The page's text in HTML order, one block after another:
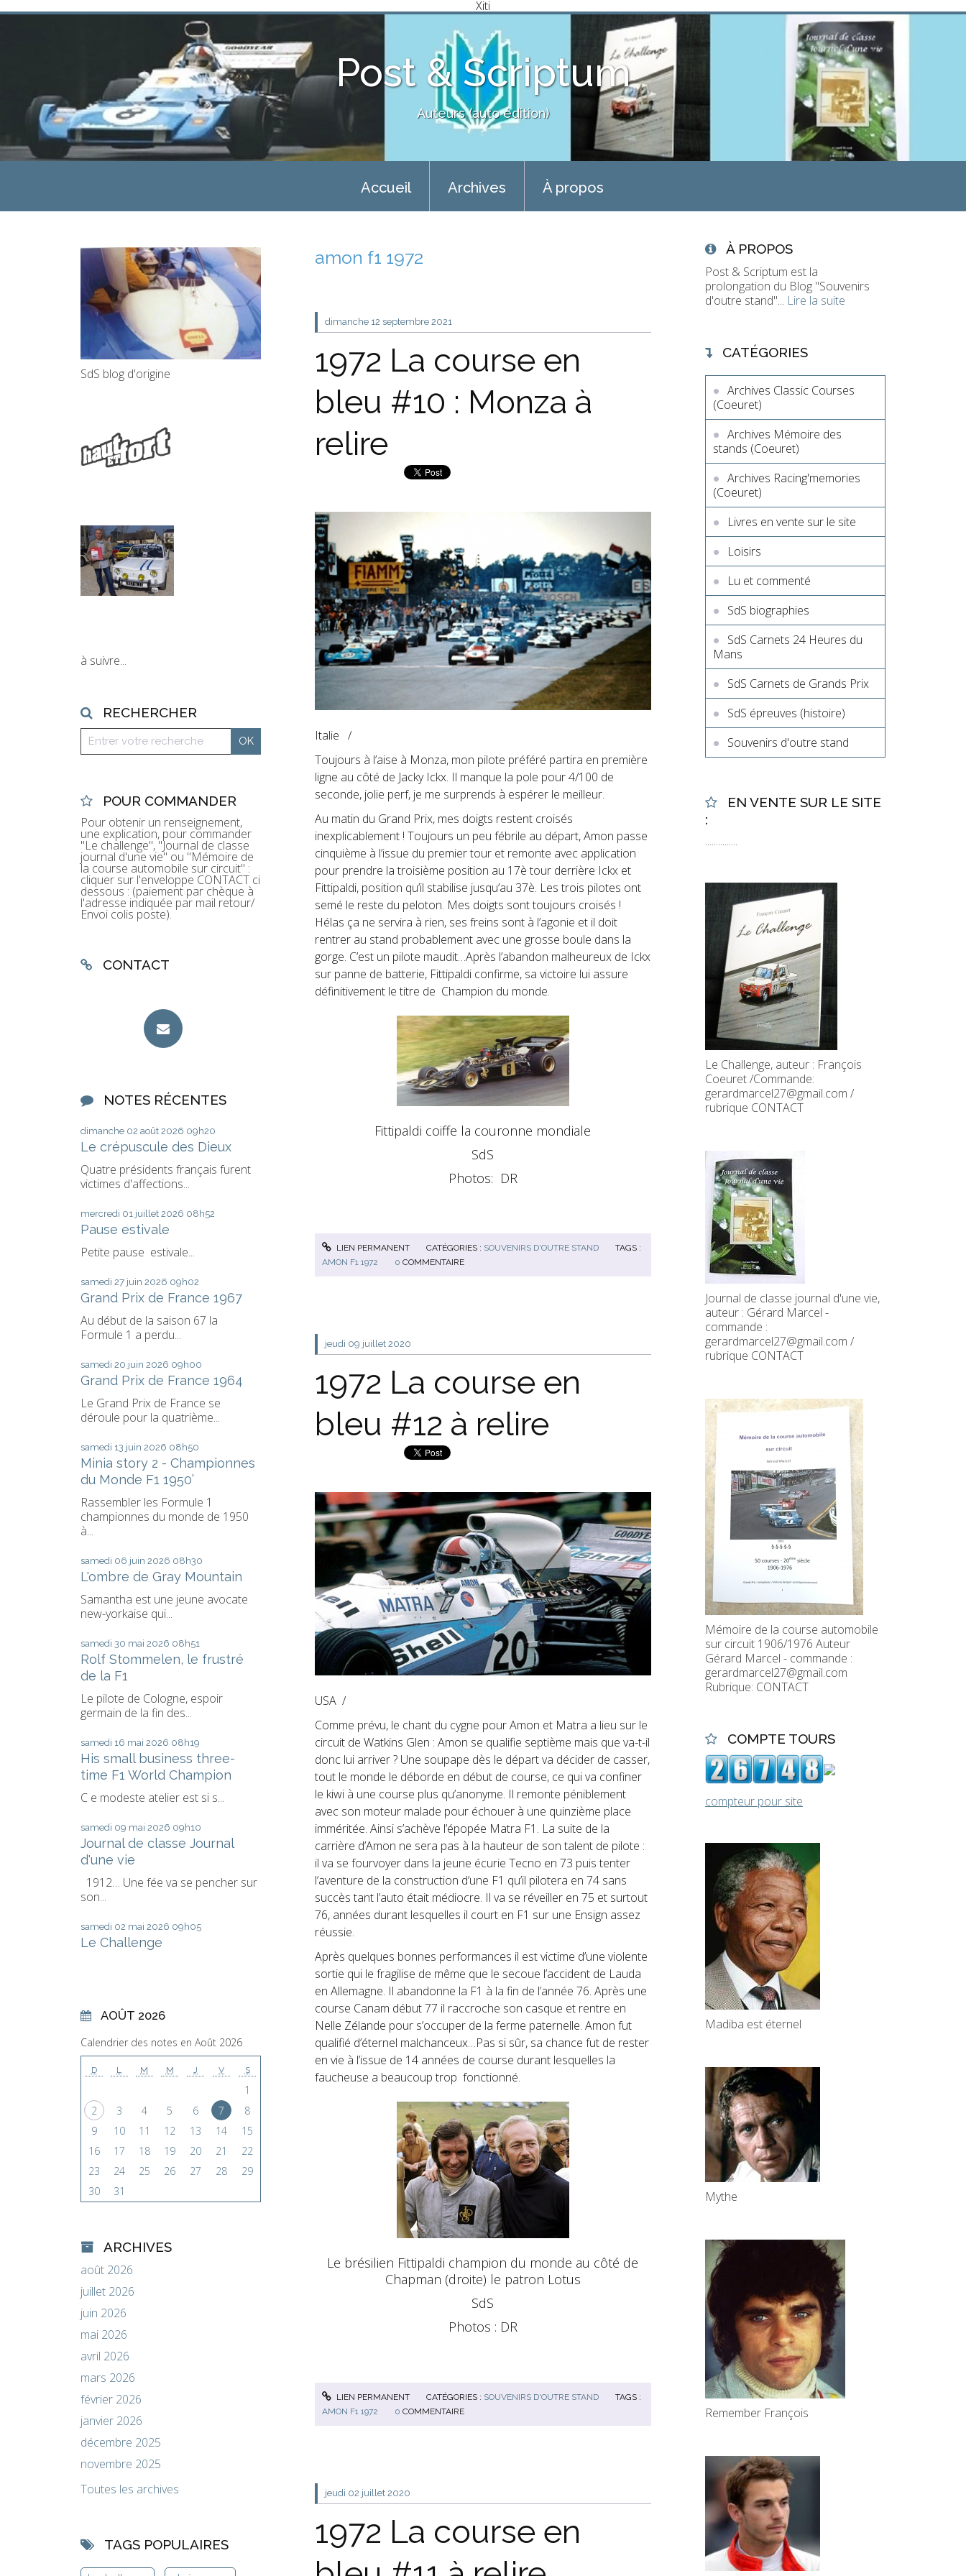
Xiti
Post & Scriptum
Auteurs (auto édition)
Accueil Archives À propos
SdS blog d'origine
à suivre...
RECHERCHER
POUR COMMANDER
Pour obtenir un renseignement,
une explication, pour commander
"Le challenge", "Journal de classe
journal d'une vie" ou "Mémoire de
la course automobile sur circuit" :
cliquer sur l'enveloppe CONTACT ci
dessous : (paiement par chèque à
l'adresse indiquée par mail retour/
Envoi colis poste).
CONTACT
NOTES RÉCENTES
dimanche 02 août 2026 09h20
Le crépuscule des Dieux
Quatre présidents français furent
victimes d'affections...
mercredi 01 juillet 2026 08h52
Pause estivale
Petite pause estivale...
samedi 27 juin 2026 09h02
Grand Prix de France 1967
Au début de la saison 67 la
Formule 1 a perdu...
samedi 20 juin 2026 09h00
Grand Prix de France 1964
Le Grand Prix de France se
déroule pour la quatrième...
samedi 13 juin 2026 08h50
Minia story 2 - Championnes
du Monde F1 1950’
Rassembler les Formule 1
championnes du monde de 1950
à...
samedi 06 juin 2026 08h30
L'ombre de Gray Mountain
Samantha est une jeune avocate
new-yorkaise qui...
samedi 30 mai 2026 08h51
Rolf Stommelen, le frustré
de la F1
Le pilote de Cologne, espoir
germain de la fin des...
samedi 16 mai 2026 08h19
His small business three-
time F1 World Champion
C e modeste atelier est si s...
samedi 09 mai 2026 09h10
Journal de classe Journal
d'une vie
1912… Une fée va se pencher sur
son...
samedi 02 mai 2026 09h05
Le Challenge
AOÛT 2026
Calendrier des notes en Août 2026
D L M M J V S
1
2
3 4 5 6 7
8
9
10 11 12 13 14
15
16
17 18 19 20 21
22
23
24 25 26 27 28
29
30
31
ARCHIVES
août 2026
juillet 2026
juin 2026
mai 2026
avril 2026
mars 2026
février 2026
janvier 2026
décembre 2025
novembre 2025
Toutes les archives
TAGS POPULAIRES
amon f1 1972
dimanche 12 septembre 2021
1972 La course en
bleu #10 : Monza à
relire
Italie /
Toujours à l’aise à Monza, mon pilote préféré partira en première
ligne au côté de Jacky Ickx. Il manque la pole pour 4/100 de
seconde, jolie perf, je me surprends à espérer le meilleur.
Au matin du Grand Prix, mes doigts restent croisés
inexplicablement ! Toujours un peu fébrile au départ, Amon passe
cinquième à l’issue du premier tour et remonte avec application
pour prendre la troisième position au 17è tour derrière Ickx et
Fittipaldi, position qu’il stabilise jusqu’au 37è. Les trois pilotes ont
semé le reste du peloton. Mes doigts sont toujours croisés !
Hélas ça ne servira à rien, ses freins sont à l’agonie et il doit
rentrer au stand probablement avec une grosse boule dans la
gorge. C’est un pilote maudit…Après l’abandon malheureux de Ickx
sur panne de batterie, Fittipaldi confirme, sa victoire lui assure
définitivement le titre de Champion du monde.
Fittipaldi coiffe la couronne mondiale
SdS
Photos: DR
LIEN PERMANENT CATÉGORIES : SOUVENIRS D'OUTRE STAND
TAGS :
AMON F1 1972
0 COMMENTAIRE
jeudi 09 juillet 2020
1972 La course en
bleu #12 à relire
USA /
Comme prévu, le chant du cygne pour Amon et Matra a lieu sur le
circuit de Watkins Glen : Amon se qualifie septième mais que va-t-il
donc lui arriver ? Une soupape dès le départ va décider de casser,
tout le monde le déborde en début de course, ce qui va confiner
le kiwi à une course plus qu’anonyme. Il remonte péniblement
avec son moteur malade pour échouer à une quinzième place
imméritée. Ainsi s’achève l’épopée Matra F1. La suite de la
carrière d’Amon ne sera pas à la hauteur de son talent de pilote :
il va se fourvoyer dans la jeune écurie Tecno en 73 puis tenter
l’aventure de la construction d’une F1 qu’il pilotera en 74 sans
succès tant l’auto était médiocre. Il va se réveiller en 75 et surtout
76, années durant lesquelles il court en F1 sur une Ensign assez
réussie.
Après quelques bonnes performances il est victime d’une violente
sortie qui le fragilise de même que le secoue l’accident de Lauda
en Allemagne. Il abandonne la F1 à la fin de l’année 76. Après une
course Canam début 77 il raccroche son casque et rentre en
Nelle Zélande pour s’occuper de la ferme paternelle. Amon fut
qualifié d’éternel malchanceux…Pas si sûr, sa chance fut de rester
en vie à l’issue de 14 années de course durant lesquelles la
faucheuse a beaucoup trop fonctionné.
Le brésilien Fittipaldi champion du monde au côté de
Chapman (droite) le patron Lotus
SdS
Photos : DR
LIEN PERMANENT CATÉGORIES : SOUVENIRS D'OUTRE STAND
TAGS :
AMON F1 1972
0 COMMENTAIRE
jeudi 02 juillet 2020
1972 La course en
À PROPOS
Post & Scriptum est la
prolongation du Blog "Souvenirs
d'outre stand"... Lire la suite
CATÉGORIES
Archives Classic Courses
(Coeuret)
Archives Mémoire des
stands (Coeuret)
Archives Racing'memories
(Coeuret)
Livres en vente sur le site
Loisirs
Lu et commenté
SdS biographies
SdS Carnets 24 Heures du
Mans
SdS Carnets de Grands Prix
SdS épreuves (histoire)
Souvenirs d'outre stand
EN VENTE SUR LE SITE
:
...............
Le Challenge, auteur : François
Coeuret /Commande:
gerardmarcel27@gmail.com /
rubrique CONTACT
Journal de classe journal d'une vie,
auteur : Gérard Marcel -
commande :
gerardmarcel27@gmail.com /
rubrique CONTACT
Mémoire de la course automobile
sur circuit 1906/1976 Auteur
Gérard Marcel - commande :
gerardmarcel27@gmail.com
Rubrique: CONTACT
COMPTE TOURS
compteur pour site
Madiba est éternel
Mythe
Remember François